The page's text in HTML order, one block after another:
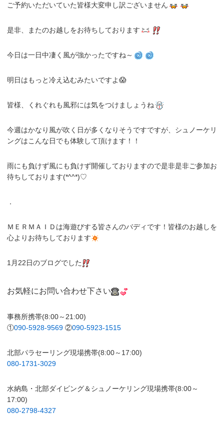
ご予約いただいていた皆様大変申し訳ございません
是非、またのお越しをお待ちしております
今日は一日中凄く風が強かったですね～
明日はもっと冷え込むみたいですよ😱
皆様、くれぐれも風邪には気をつけましょうね
今週はかなり風が吹く日が多くなりそうですですが、シュノーケリ
ングはこんな日でも体験して頂けます！！
雨にも負けず風にも負けず開催しておりますので是非是非ご参加お
待ちしております(*^^*)♡
．
ＭＥＲＭＡＩＤは海遊びする皆さんのバディです！皆様のお越しを
心よりお待ちしております
1月22日のブログでした
お気軽にお問い合わせ下さい
事務所携帯(8:00～21:00)
①090-5928-9569 ②090-5923-1515
北部パラセーリング現場携帯(8:00～17:00)
080-1731-3029
水納島・北部ダイビング＆シュノーケリング現場携帯(8:00～
17:00)
080-2798-4327